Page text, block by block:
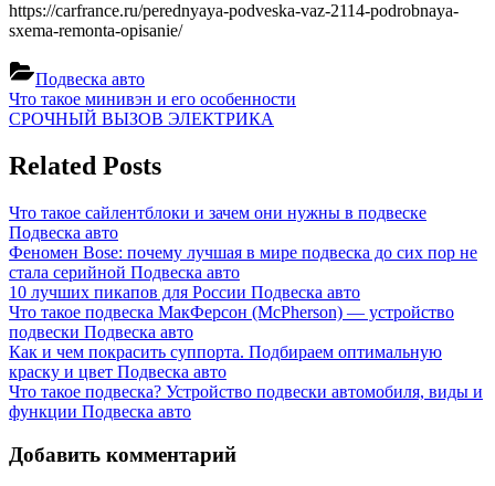
https://carfrance.ru/perednyaya-podveska-vaz-2114-podrobnaya-
sxema-remonta-opisanie/
Подвеска авто
Навигация
по
записям
Previous
Post:
Что такое минивэн и его особенности
Next
СРОЧНЫЙ ВЫЗОВ ЭЛЕКТРИКА
Related Posts
Что такое сайлентблоки и зачем они нужны в подвеске
Подвеска авто
Феномен Bose: почему лучшая в мире подвеска до сих пор не
стала серийной Подвеска авто
10 лучших пикапов для России Подвеска авто
Что такое подвеска МакФерсон (McPherson) — устройство
подвески Подвеска авто
Как и чем покрасить суппорта. Подбираем оптимальную
краску и цвет Подвеска авто
Что такое подвеска? Устройство подвески автомобиля, виды и
функции Подвеска авто
Добавить комментарий